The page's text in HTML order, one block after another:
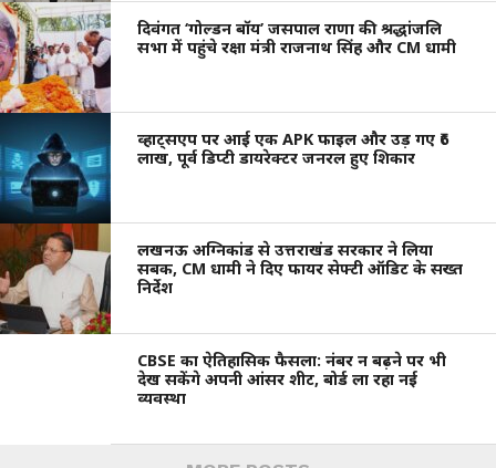
दिवंगत ‘गोल्डन बॉय’ जसपाल राणा की श्रद्धांजलि
सभा में पहुंचे रक्षा मंत्री राजनाथ सिंह और CM धामी
व्हाट्सएप पर आई एक APK फाइल और उड़ गए ₹6
लाख, पूर्व डिप्टी डायरेक्टर जनरल हुए शिकार
लखनऊ अग्निकांड से उत्तराखंड सरकार ने लिया
सबक, CM धामी ने दिए फायर सेफ्टी ऑडिट के सख्त
निर्देश
CBSE का ऐतिहासिक फैसला: नंबर न बढ़ने पर भी
देख सकेंगे अपनी आंसर शीट, बोर्ड ला रहा नई
व्यवस्था